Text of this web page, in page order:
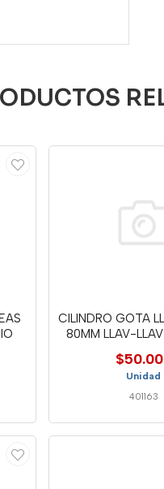
CILINDRO GOTA
80MM LLAV-
Unidad
401163